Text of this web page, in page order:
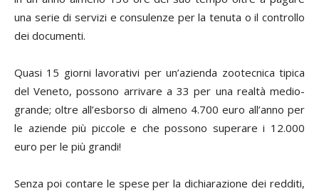
una serie di servizi e consulenze per la tenuta o il controllo
dei documenti.
Quasi 15 giorni lavorativi per un’azienda zootecnica tipica
del Veneto, possono arrivare a 33 per una realtà medio-
grande; oltre all’esborso di almeno 4.700 euro all’anno per
le aziende più piccole e che possono superare i 12.000
euro per le più grandi!
Senza poi contare le spese per la dichiarazione dei redditi,